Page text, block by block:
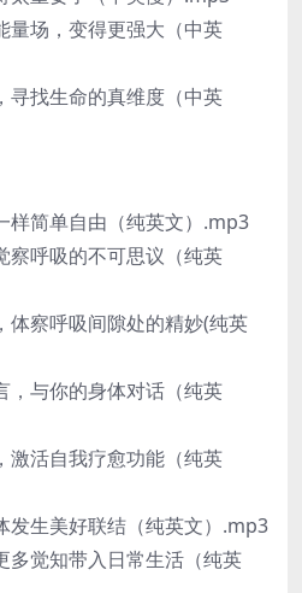
量场，变得更强大（中英
寻找生命的真维度（中英
样简单自由（纯英文）.mp3
察呼吸的不可思议（纯英
体察呼吸间隙处的精妙(纯英
，与你的身体对话（纯英
激活自我疗愈功能（纯英
发生美好联结（纯英文）.mp3
多觉知带入日常生活（纯英